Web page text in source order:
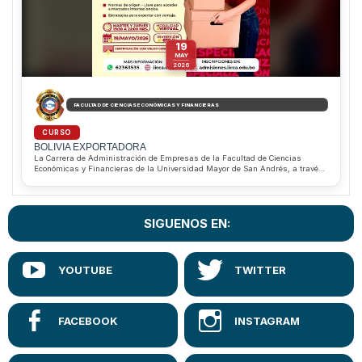
Descarga archivo Docentes Maestria y la Catedra que
19
MAY
2026
FACULTAD DE CIENCIAS ECONÓMICAS Y FINANCIERAS
CURSO
BOLIVIA EXPORTADORA
La Carrera de Administración de Empresas de la Facultad de Ciencias
Económicas y Financieras de la Universidad Mayor de San Andrés, a través
herramientas clave para competir en mercados globales mediante una
SIGUENOS EN: